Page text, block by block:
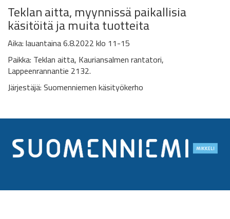
Teklan aitta,myynnissä paikallisia
käsitöitä ja muita tuotteita
Aika: lauantaina 6.8.2022 klo 11-15
Paikka: Teklan aitta, Kauriansalmen rantatori,
Lappeenrannantie 2132.
Järjestäjä: Suomenniemen käsityökerho